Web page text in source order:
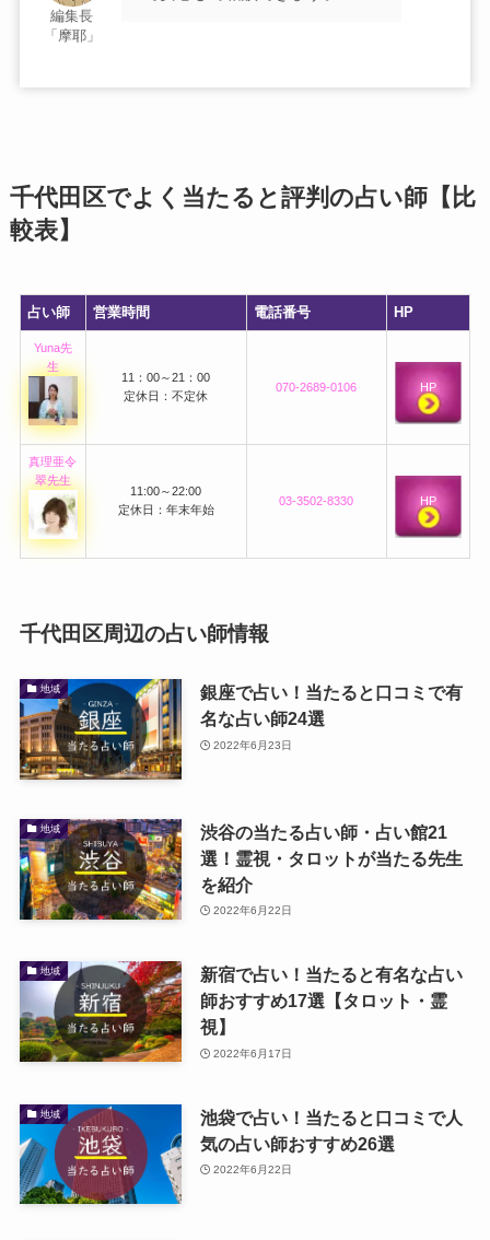
編集長
「摩耶」
千代田区でよく当たると評判の占い師【比
較表】
占い師 営業時間 電話番号 HP
Yuna先
生
11：00～21：00
定休日：不定休
070-2689-0106 HP
真理亜令
翠先生
11:00～22:00
定休日：年末年始
03-3502-8330 HP
千代田区周辺の占い師情報
地域
銀座で占い！当たると口コミで有
名な占い師24選
2022年6月23日
地域
渋谷の当たる占い師・占い館21
選！霊視・タロットが当たる先生
を紹介
2022年6月22日
地域
新宿で占い！当たると有名な占い
師おすすめ17選【タロット・霊
視】
2022年6月17日
地域
池袋で占い！当たると口コミで人
気の占い師おすすめ26選
2022年6月22日